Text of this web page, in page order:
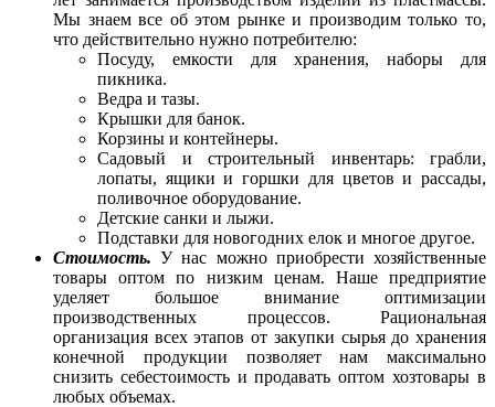
Мы знаем все об этом рынке и производим только то,
что действительно нужно потребителю:
Посуду, емкости для хранения, наборы для
пикника.
Ведра и тазы.
Крышки для банок.
Корзины и контейнеры.
Садовый и строительный инвентарь: грабли,
лопаты, ящики и горшки для цветов и рассады,
поливочное оборудование.
Детские санки и лыжи.
Подставки для новогодних елок и многое другое.
Стоимость. У нас можно приобрести хозяйственные
товары оптом по низким ценам. Наше предприятие
уделяет большое внимание оптимизации
производственных процессов. Рациональная
организация всех этапов от закупки сырья до хранения
конечной продукции позволяет нам максимально
снизить себестоимость и продавать оптом хозтовары в
любых объемах.